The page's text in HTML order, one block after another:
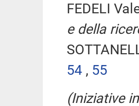
FEDELI
e della
54 , 55
(Iniziative